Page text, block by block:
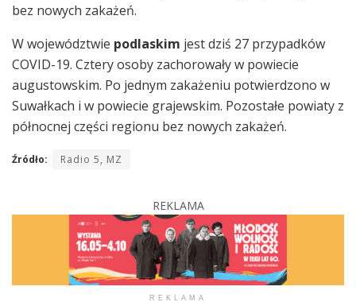
bez nowych zakażeń.
W województwie podlaskim jest dziś 27 przypadków
COVID-19. Cztery osoby zachorowały w powiecie
augustowskim. Po jednym zakażeniu potwierdzono w
Suwałkach i w powiecie grajewskim. Pozostałe powiaty z
północnej części regionu bez nowych zakażeń.
Źródło: Radio 5, MZ
REKLAMA
REKLAMA